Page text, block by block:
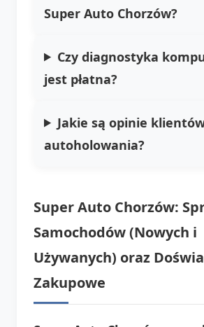
Super Auto Chorzów?
Czy diagnostyka
jest płatna?
Jakie są opinie
autoholowania?
Super Auto Chorzów:
Samochodów (Nowych i
Używanych) oraz
Zakupowe